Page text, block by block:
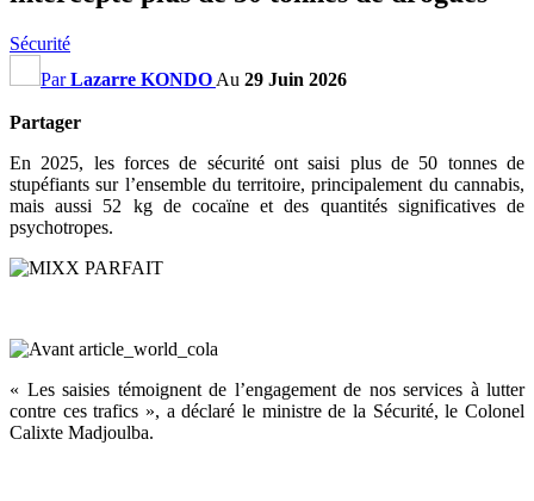
Sécurité
ParLazarre KONDO Au 29 Juin 2026
Partager
En 2025, les forces de sécurité ont saisi plus de 50 tonnes de
stupéfiants sur l’ensemble du territoire, principalement du cannabis,
mais aussi 52 kg de cocaïne et des quantités significatives de
psychotropes.
« Les saisies témoignent de l’engagement de nos services à lutter
contre ces trafics », a déclaré le ministre de la Sécurité, le Colonel
Calixte Madjoulba.